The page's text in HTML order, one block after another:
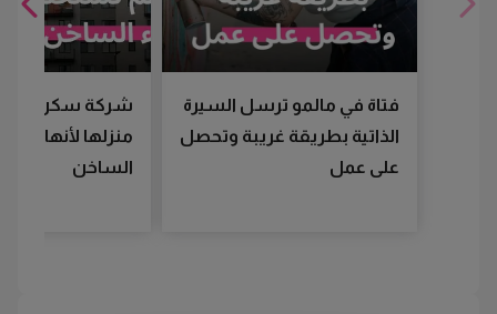
فتاة في مالمو ترسل السيرة
الذاتية بطريقة غريبة وتحصل
على عمل
شركة سكن
منزلها لأنها لم
الساخن